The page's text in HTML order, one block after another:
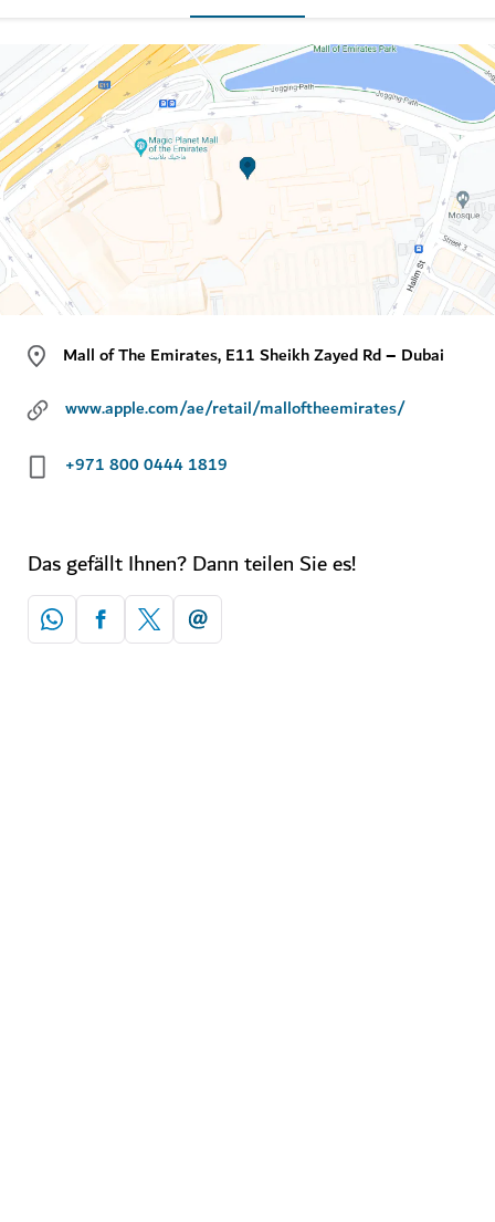
Mall of The Emirates, E11 Sheikh Zayed Rd – Dubai
www.apple.com/ae/retail/malloftheemirates/
+971 800 0444 1819
Das gefällt Ihnen? Dann teilen Sie es!